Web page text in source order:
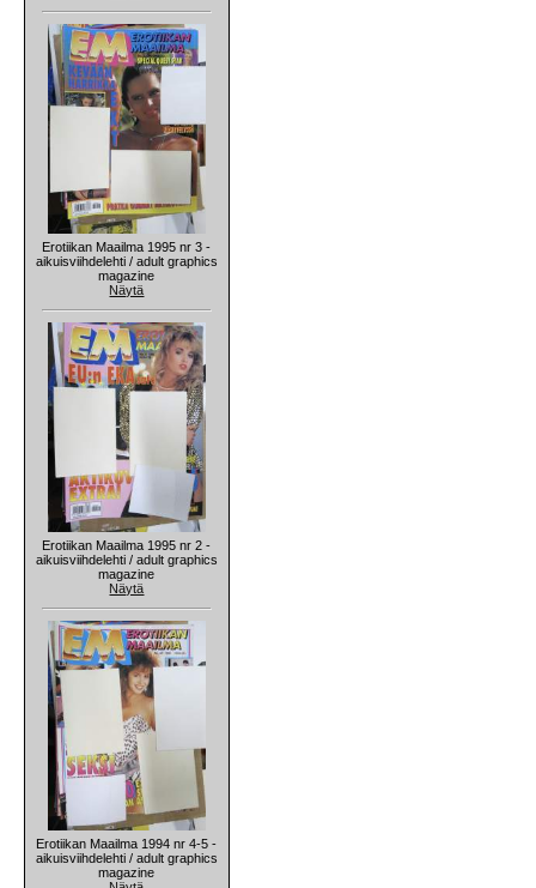
Erotiikan Maailma 1995 nr 3 -
aikuisviihdelehti / adult graphics
magazine
Näytä
Erotiikan Maailma 1995 nr 2 -
aikuisviihdelehti / adult graphics
magazine
Näytä
Erotiikan Maailma 1994 nr 4-5 -
aikuisviihdelehti / adult graphics
magazine